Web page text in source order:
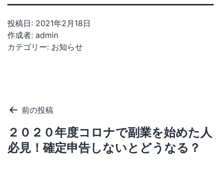
投稿日: 2021年2月18日
作成者: admin
カテゴリー: お知らせ
投
稿
ナ
前の投稿
２０２０年度コロナで副業を始めた人
必見！確定申告しないとどうなる？